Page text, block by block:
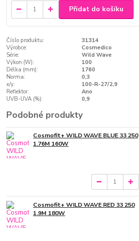
Přidat do košíku
Číslo produktu:
31314
Výrobce:
Cosmedico
Série:
Wild Wave
Výkon (W):
100
Délka (mm):
1760
Norma:
0,3
x/y:
100-R-27/2,9
Reflektor:
Ano
UVB-UVA (%):
0,9
Podobné produkty
Cosmofit+ WILD WAVE BLUE 33 250
1.76M 160W
Cosmofit+ WILD WAVE RED 33 250
1.9M 180W